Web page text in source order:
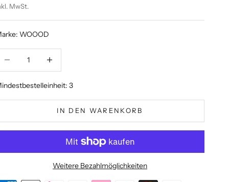
MwSt.
WOOOD
3
IN DEN WARENKORB
Weitere Bezahlmöglichkeiten